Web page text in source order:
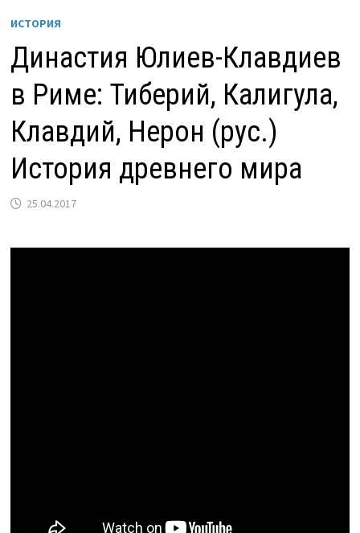
ИСТОРИЯ
Династия Юлиев-Клавдиев
в Риме: Тиберий, Калигула,
Клавдий, Нерон (рус.)
История древнего мира
25.04.2017